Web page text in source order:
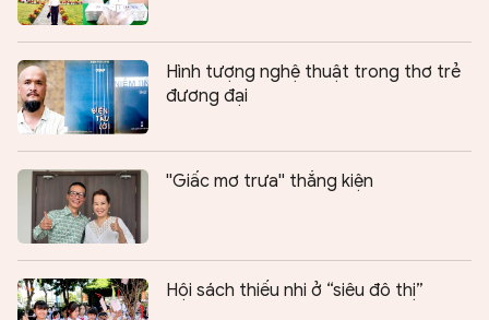
Hình tượng nghệ thuật trong thơ trẻ
đương đại
''Giấc mơ trưa'' thắng kiện
Hội sách thiếu nhi ở “siêu đô thị”